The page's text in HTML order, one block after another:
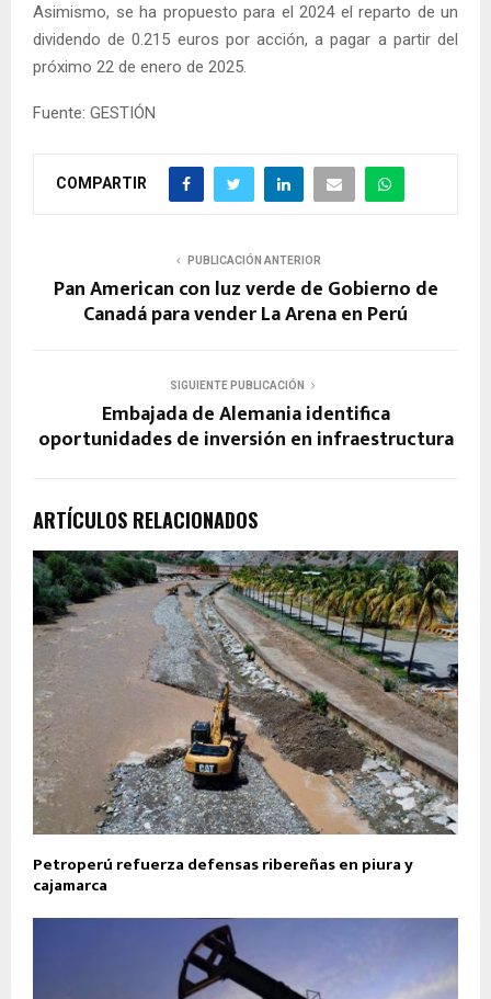
Asimismo, se ha propuesto para el 2024 el reparto de un
dividendo de 0.215 euros por acción, a pagar a partir del
próximo 22 de enero de 2025.
Fuente: GESTIÓN
COMPARTIR
PUBLICACIÓN ANTERIOR
Pan American con luz verde de Gobierno de
Canadá para vender La Arena en Perú
SIGUIENTE PUBLICACIÓN
Embajada de Alemania identifica
oportunidades de inversión en infraestructura
ARTÍCULOS RELACIONADOS
Petroperú refuerza defensas ribereñas en piura y
cajamarca